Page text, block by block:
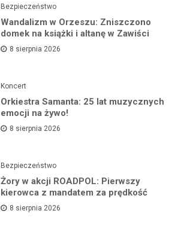
Bezpieczeństwo
Wandalizm w Orzeszu: Zniszczono
domek na książki i altanę w Zawiści
8 sierpnia 2026
Koncert
Orkiestra Samanta: 25 lat muzycznych
emocji na żywo!
8 sierpnia 2026
Bezpieczeństwo
Żory w akcji ROADPOL: Pierwszy
kierowca z mandatem za prędkość
8 sierpnia 2026